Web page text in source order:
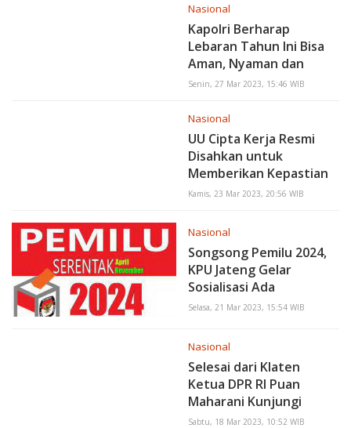
Nasional
Kapolri Berharap
Lebaran Tahun Ini Bisa
Aman, Nyaman dan
Lancar
Senin, 27 Mar 2023, 15:46 WIB
Nasional
UU Cipta Kerja Resmi
Disahkan untuk
Memberikan Kepastian
Hukum
Kamis, 23 Mar 2023, 20:56 WIB
Nasional
Songsong Pemilu 2024,
KPU Jateng Gelar
Sosialisasi Ada
Perubahan Dapil
Selasa, 21 Mar 2023, 15:54 WIB
Nasional
Selesai dari Klaten
Ketua DPR RI Puan
Maharani Kunjungi
Boyolali
Sabtu, 18 Mar 2023, 10:52 WIB